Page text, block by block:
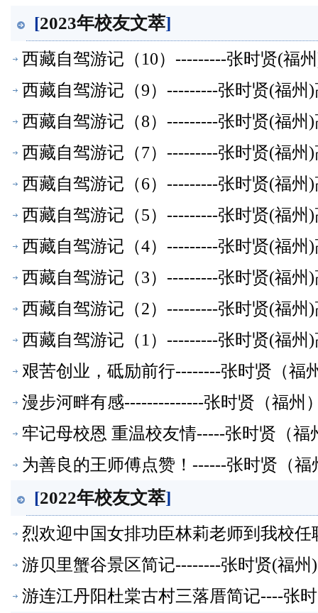
[2023年校友文萃]
西藏自驾游记（10）---------张时贤(福
西藏自驾游记（9）---------张时贤(福州
西藏自驾游记（8）---------张时贤(福州
西藏自驾游记（7）---------张时贤(福州
西藏自驾游记（6）---------张时贤(福州
西藏自驾游记（5）---------张时贤(福州
西藏自驾游记（4）---------张时贤(福州
西藏自驾游记（3）---------张时贤(福州
西藏自驾游记（2）---------张时贤(福州
西藏自驾游记（1）---------张时贤(福州
艰苦创业，砥励前行--------张时贤（福
漫步河畔有感--------------张时贤（福州
牢记母校恩 重温校友情-----张时贤（福
为善良的王师傅点赞！------张时贤（
[2022年校友文萃]
烈欢迎中国女排功臣林莉老师到我校
游贝里蟹谷景区简记--------张时贤(福
游连江丹阳杜棠古村三落厝简记----张